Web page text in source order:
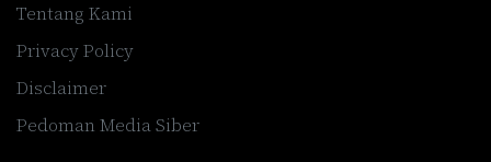
Tentang Kami
Privacy Policy
Disclaimer
Pedoman Media Siber